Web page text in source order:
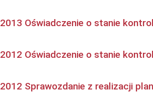
2013 Oświadczenie o stanie
2012 Oświadczenie o stanie
2012 Sprawozdanie z realizacji